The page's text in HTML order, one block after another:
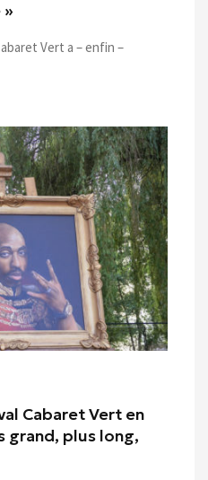
Vert a – enfin –
Cabaret Vert en
grand, plus long,